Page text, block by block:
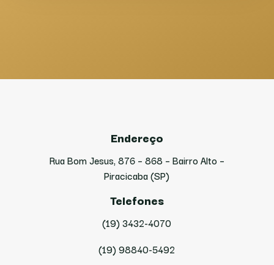
Endereço
Rua Bom Jesus, 876 – 868 – Bairro Alto –
Piracicaba (SP)
Telefones
(19) 3432-4070
(19) 98840-5492